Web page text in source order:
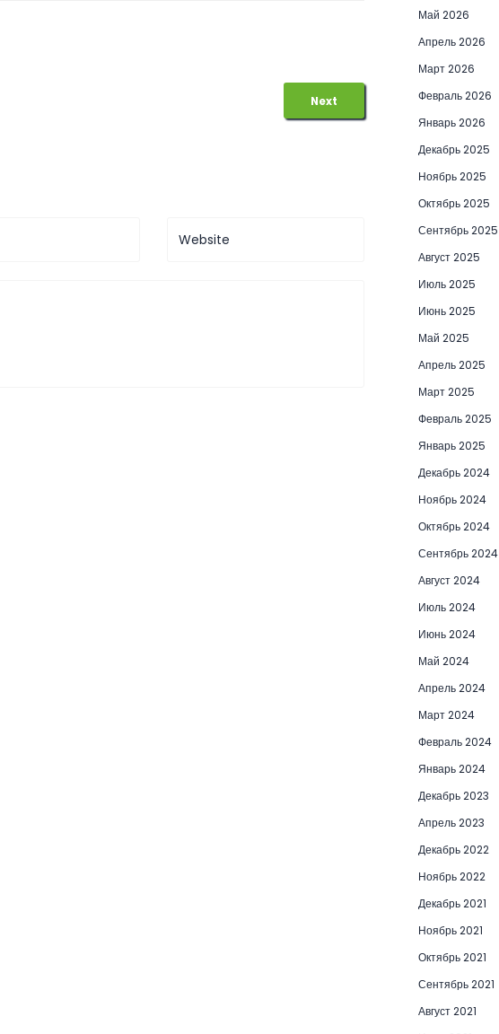
Next
Май 2026
Апрель 2026
Март 2026
Февраль 2026
Январь 2026
Декабрь 2025
Ноябрь 2025
Октябрь 2025
Сентябрь 2025
Август 2025
Июль 2025
Июнь 2025
Май 2025
Апрель 2025
Март 2025
Февраль 2025
Январь 2025
Декабрь 2024
Ноябрь 2024
Октябрь 2024
Сентябрь 2024
Август 2024
Июль 2024
Июнь 2024
Май 2024
Апрель 2024
Март 2024
Февраль 2024
Январь 2024
Декабрь 2023
Апрель 2023
Декабрь 2022
Ноябрь 2022
Декабрь 2021
Ноябрь 2021
Октябрь 2021
Сентябрь 2021
Август 2021